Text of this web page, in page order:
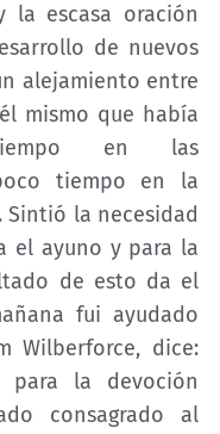
la escasa oración
de nuevos
alejamiento entre
mismo que había
en las
tiempo en la
Sintió la necesidad
el ayuno y para la
de esto da el
fui ayudado
Wilberforce, dice:
para la devoción
consagrado al